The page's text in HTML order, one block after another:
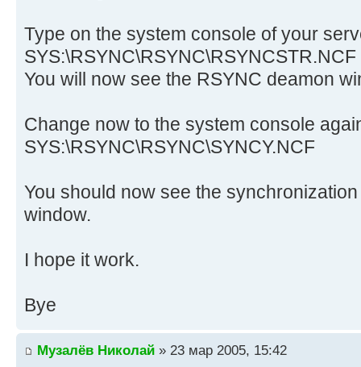
Type on the system console of your
SYS:\RSYNC\RSYNC\RSYNCSTR.NCF
You will now see the RSYNC deamon
Change now to the system console
SYS:\RSYNC\RSYNC\SYNCY.NCF
You should now see the
window.
I hope it work.
Bye
Музалёв Николай » 23 мар 2005, 15:42